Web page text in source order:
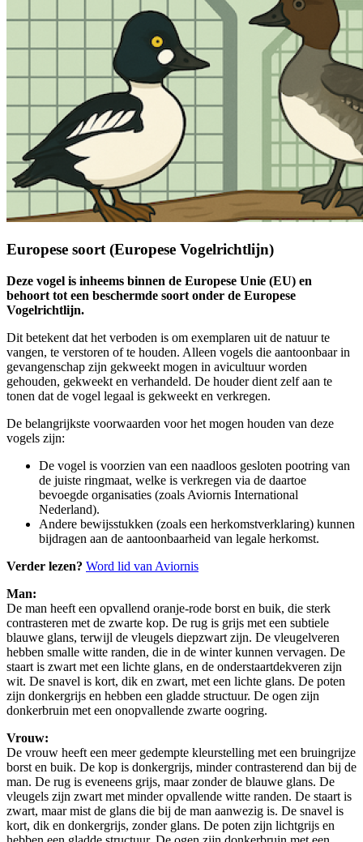
Europese soort (Europese Vogelrichtlijn)
Deze vogel is inheems binnen de Europese Unie (EU) en
behoort tot een beschermde soort onder de Europese
Vogelrichtlijn.
Dit betekent dat het verboden is om exemplaren uit de natuur te
vangen, te verstoren of te houden. Alleen vogels die aantoonbaar in
gevangenschap zijn gekweekt mogen in avicultuur worden
gehouden, gekweekt en verhandeld. De houder dient zelf aan te
tonen dat de vogel legaal is gekweekt en verkregen.
De belangrijkste voorwaarden voor het mogen houden van deze
vogels zijn:
De vogel is voorzien van een naadloos gesloten pootring van
de juiste ringmaat, welke is verkregen via de daartoe
bevoegde organisaties (zoals Aviornis International
Nederland).
Andere bewijsstukken (zoals een herkomstverklaring) kunnen
bijdragen aan de aantoonbaarheid van legale herkomst.
Verder lezen? Word lid van Aviornis
Man:
De man heeft een opvallend oranje-rode borst en buik, die sterk
contrasteren met de zwarte kop. De rug is grijs met een subtiele
blauwe glans, terwijl de vleugels diepzwart zijn. De vleugelveren
hebben smalle witte randen, die in de winter kunnen vervagen. De
staart is zwart met een lichte glans, en de onderstaartdekveren zijn
wit. De snavel is kort, dik en zwart, met een lichte glans. De poten
zijn donkergrijs en hebben een gladde structuur. De ogen zijn
donkerbruin met een onopvallende zwarte oogring.
Vrouw:
De vrouw heeft een meer gedempte kleurstelling met een bruingrijze
borst en buik. De kop is donkergrijs, minder contrasterend dan bij de
man. De rug is eveneens grijs, maar zonder de blauwe glans. De
vleugels zijn zwart met minder opvallende witte randen. De staart is
zwart, maar mist de glans die bij de man aanwezig is. De snavel is
kort, dik en donkergrijs, zonder glans. De poten zijn lichtgrijs en